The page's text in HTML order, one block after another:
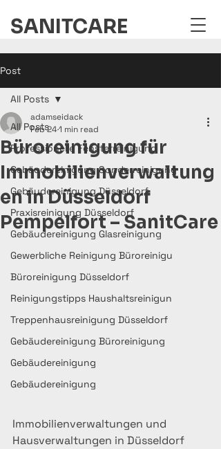
SANITCARE
Post
All Posts
Professionelle Fensterreinigung
Gebäudereinigung Sonderreinigung
Gebäudereinigung Düsseldorf
Praxisreinigung Düsseldorf
Gebäudereinigung Glasreinigung
Gewerbliche Reinigung Büroreinigu
Büroreinigung Düsseldorf
Reinigungstipps Haushaltsreinigun
Treppenhausreinigung Düsseldorf
Gebäudereinigung Büroreinigung
Gebäudereinigung
Gebäudereinigung
All Posts
Büroreinigung für
Immobilienverwaltung
en in Düsseldorf
Pempelfort – SanitCare
adamseidack
Feb 241 min read
Immobilienverwaltungen und
Hausverwaltungen in Düsseldorf